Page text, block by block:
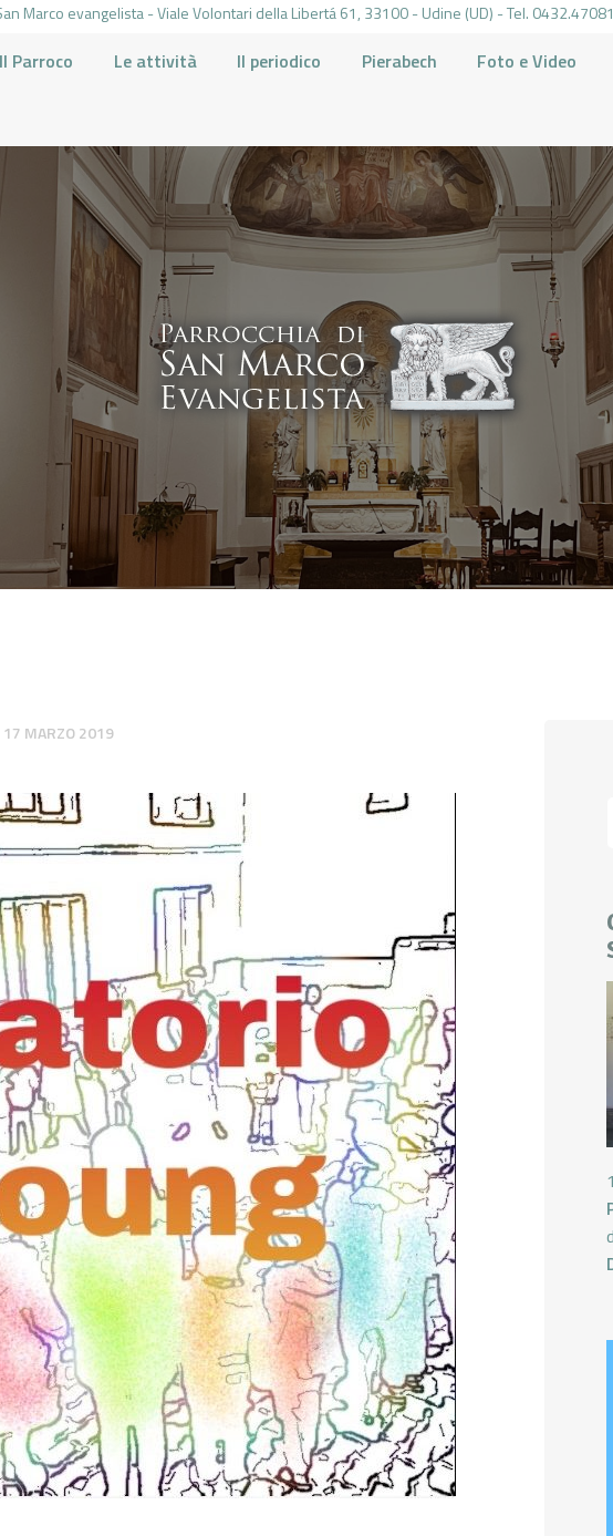
Marco evangelista - Viale Volontari della Libertá 61, 33100 - Udine (UD) - Tel.
Il Parroco Le attività Il periodico Pierabech Foto e Video
HOME
LA PARROCCHIA
IL PARROCO
LE ATTIVITÀ
IL PERIODICO
PIERABECH
FOTO E VIDEO
CONTATTI
17 MARZO 2019